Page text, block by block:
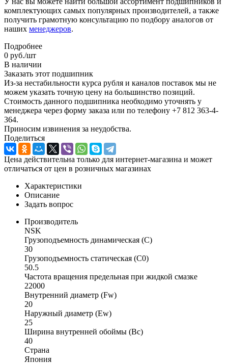
комплектующих самых популярных производителей, а также
получить грамотную консультацию по подбору аналогов от
наших менеджеров.
Подробнее
0 руб./шт
В наличии
Заказать этот подшипник
Из-за нестабильности курса рубля и каналов поставок мы не
можем указать точную цену на большинство позиций.
Стоимость данного подшипника необходимо уточнять у
менеджера через форму заказа или по телефону +7 812 363-4-
364.
Приносим извинения за неудобства.
Поделиться
Цена действительна только для интернет-магазина и может
отличаться от цен в розничных магазинах
Характеристики
Описание
Задать вопрос
Производитель
NSK
Грузоподъемность динамическая (C)
30
Грузоподъемность статическая (C0)
50.5
Частота вращения предельная при жидкой смазке
22000
Внутренний диаметр (Fw)
20
Наружный диаметр (Ew)
25
Ширина внутренней обоймы (Bc)
40
Страна
Япония